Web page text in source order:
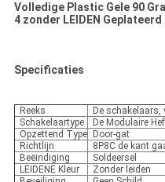
Volledige Plastic Gele 90
4 zonder LEIDEN Geplateerd
Specificaties
Reeks
De schakelaars,
Schakelaartype
De Modulaire
Opzettend Type Door-gat
Richtlijn
8P8C de kant
Beëindiging
Soldeersel
LEIDENE Kleur
Zonder leiden